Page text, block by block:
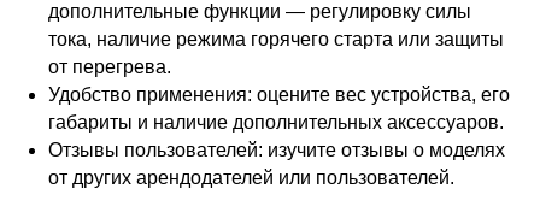
дополнительные функции — регулировку силы
тока, наличие режима горячего старта или защиты
от перегрева.
Удобство применения: оцените вес устройства, его
габариты и наличие дополнительных аксессуаров.
Отзывы пользователей: изучите отзывы о моделях
от других арендодателей или пользователей.